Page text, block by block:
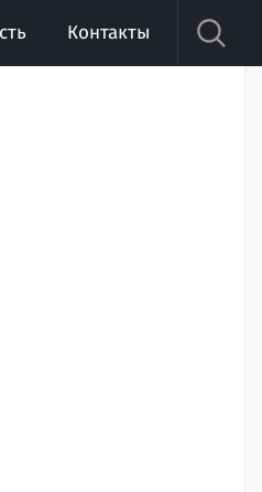
Контакты